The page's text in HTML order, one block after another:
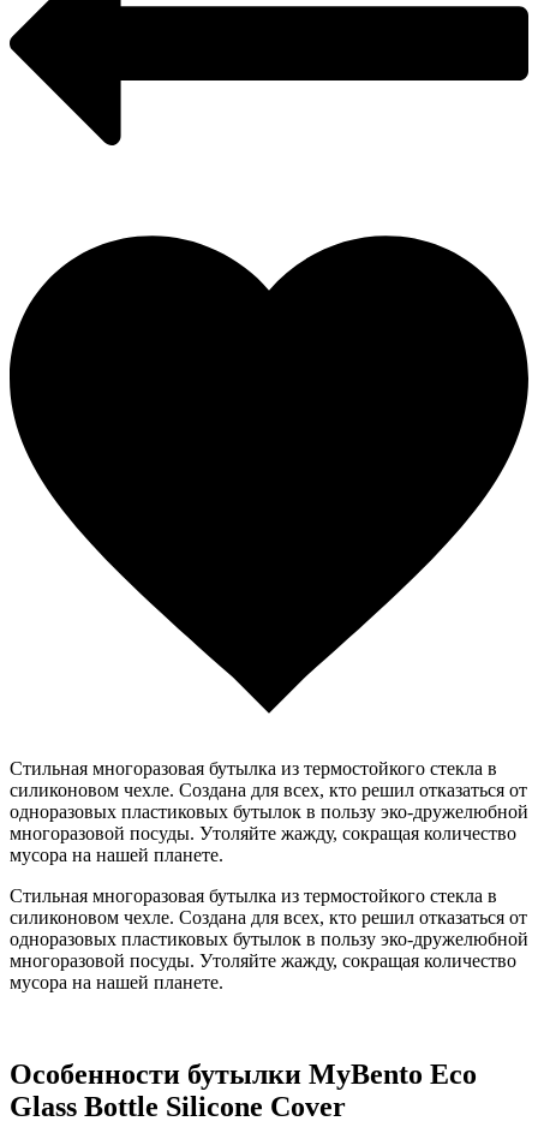
Стильная многоразовая бутылка из термостойкого стекла в
силиконовом чехле. Создана для всех, кто решил отказаться от
одноразовых пластиковых бутылок в пользу эко-дружелюбной
многоразовой посуды. Утоляйте жажду, сокращая количество
мусора на нашей планете.
Стильная многоразовая бутылка из термостойкого стекла в
силиконовом чехле. Создана для всех, кто решил отказаться от
одноразовых пластиковых бутылок в пользу эко-дружелюбной
многоразовой посуды. Утоляйте жажду, сокращая количество
мусора на нашей планете.
Особенности бутылки MyBento Eco
Glass Bottle Silicone Cover